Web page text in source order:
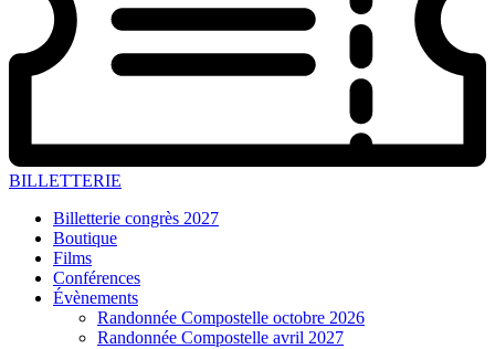
BILLETTERIE
Billetterie congrès 2027
Boutique
Films
Conférences
Évènements
Randonnée Compostelle octobre 2026
Randonnée Compostelle avril 2027